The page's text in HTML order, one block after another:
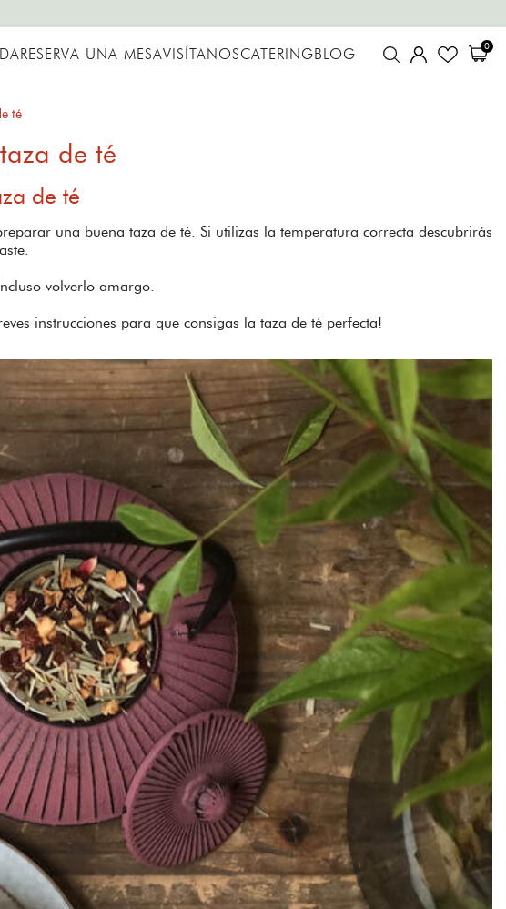
0
RESERVA UNA MESAVISÍTANOSCATERINGBLOG
té
de té
de té
una buena taza de té. Si utilizas la temperatura correcta descubrirás
volverlo amargo.
instrucciones para que consigas la taza de té perfecta!